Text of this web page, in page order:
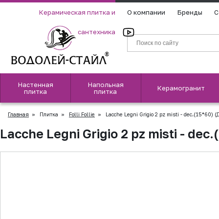
Керамическая плитка и
сантехника
О компании Бренды
Настенная
плитка
Напольная
плитка
Керамогранит
Главная » Плитка » Folli Follie » Lacche Legni Grigio 2 pz misti - dec.(15*60)
Lacche Legni Grigio 2 pz misti -